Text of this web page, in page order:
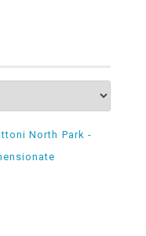
North Park -